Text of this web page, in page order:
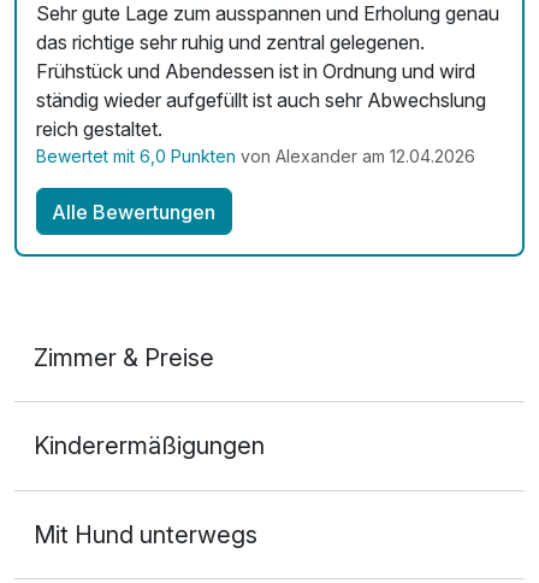
Fitnessgeräte stehen bereit
Kostenloses W-LAN
Mit Hotelbar
Sehr gute Lage zum ausspannen und Erholung genau
das richtige sehr ruhig und zentral gelegenen.
Frühstück und Abendessen ist in Ordnung und wird
ständig wieder aufgefüllt ist auch sehr Abwechslung
reich gestaltet.
Bewertet mit 6,0 Punkten von Alexander am 12.04.2026
Alle Bewertungen
Zimmer & Preise
2 Erwachsene
Kinderermäßigungen
Mit Hund unterwegs